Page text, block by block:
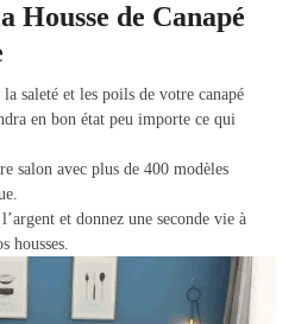
Housse de Canapé
saleté et les poils de votre canapé
en bon état peu importe ce qui
salon avec plus de 400 modèles
et donnez une seconde vie à
housses.